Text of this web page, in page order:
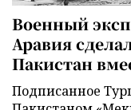
Военный
Аравия
Пакистан
Подписанное